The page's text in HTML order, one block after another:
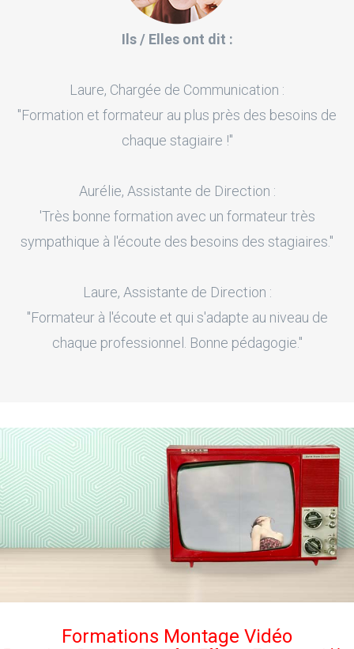
Ils / Elles ont dit :
Laure, Chargée de Communication :
"Formation et formateur au plus près des besoins de
chaque stagiaire !"
Aurélie, Assistante de Direction :
'Très bonne formation avec un formateur très
sympathique à l'écoute des besoins des stagiaires."
Laure, Assistante de Direction :
"Formateur à l'écoute et qui s'adapte au niveau de
chaque professionnel. Bonne pédagogie."
Formations Montage Vidéo